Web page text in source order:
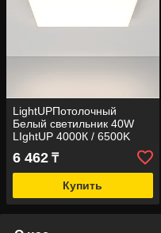
LightUPПотолочный
Белый светильник 40W
LIghtUP 4000К / 6500K
(накладной)
6 462 ₸
Купить